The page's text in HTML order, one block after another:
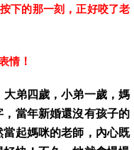
下的那一刻 ，正好咬了老
情 ！
大弟四歲 ，小弟一歲，媽
，當年新婚還沒有孩子的
當起媽咪的老師，內心既